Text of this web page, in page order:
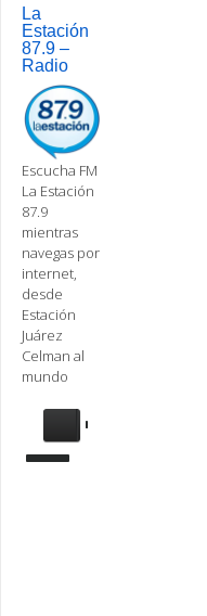
navigation
La
Estación
87.9 –
Radio
Escucha FM
La Estación
87.9
mientras
navegas por
internet,
desde
Estación
Juárez
Celman al
mundo